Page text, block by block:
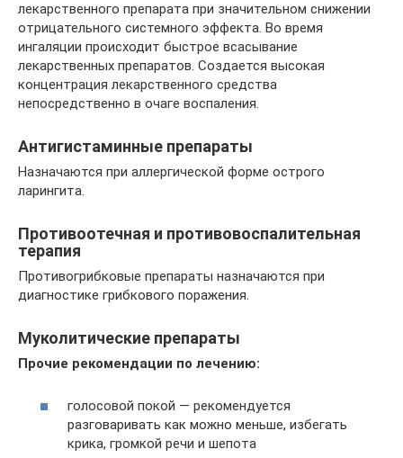
лекарственного препарата при значительном снижении
отрицательного системного эффекта. Во время
ингаляции происходит быстрое всасывание
лекарственных препаратов. Создается высокая
концентрация лекарственного средства
непосредственно в очаге воспаления.
Антигистаминные препараты
Назначаются при аллергической форме острого
ларингита.
Противоотечная и противовоспалительная
терапия
Противогрибковые препараты назначаются при
диагностике грибкового поражения.
Муколитические препараты
Прочие рекомендации по лечению:
голосовой покой — рекомендуется
разговаривать как можно меньше, избегать
крика, громкой речи и шепота